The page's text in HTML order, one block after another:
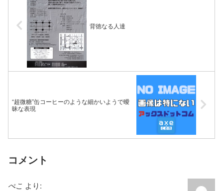
背徳なる人達
“超微糖”缶コーヒーのような細かいようで曖
昧な表現
コメント
ぺこ より: